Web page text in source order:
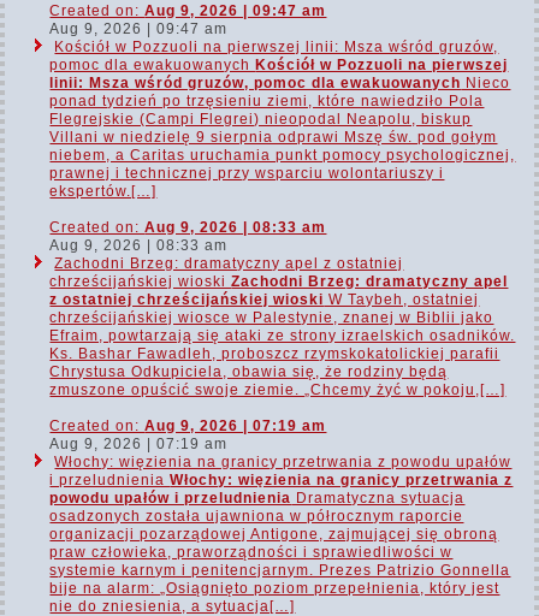
Created on:Aug 9, 2026 | 09:47 am
Aug 9, 2026 | 09:47 am
Kościół w Pozzuoli na pierwszej linii: Msza wśród gruzów,
pomoc dla ewakuowanych Kościół w Pozzuoli na pierwszej
linii: Msza wśród gruzów, pomoc dla ewakuowanych Nieco
ponad tydzień po trzęsieniu ziemi, które nawiedziło Pola
Flegrejskie (Campi Flegrei) nieopodal Neapolu, biskup
Villani w niedzielę 9 sierpnia odprawi Mszę św. pod gołym
niebem, a Caritas uruchamia punkt pomocy psychologicznej,
prawnej i technicznej przy wsparciu wolontariuszy i
ekspertów.[…]
Created on:Aug 9, 2026 | 08:33 am
Aug 9, 2026 | 08:33 am
Zachodni Brzeg: dramatyczny apel z ostatniej
chrześcijańskiej wioskiZachodni Brzeg: dramatyczny apel
z ostatniej chrześcijańskiej wioski W Taybeh, ostatniej
chrześcijańskiej wiosce w Palestynie, znanej w Biblii jako
Efraim, powtarzają się ataki ze strony izraelskich osadników.
Ks. Bashar Fawadleh, proboszcz rzymskokatolickiej parafii
Chrystusa Odkupiciela, obawia się, że rodziny będą
zmuszone opuścić swoje ziemie. „Chcemy żyć w pokoju,[…]
Created on:Aug 9, 2026 | 07:19 am
Aug 9, 2026 | 07:19 am
Włochy: więzienia na granicy przetrwania z powodu upałów
i przeludnieniaWłochy: więzienia na granicy przetrwania z
powodu upałów i przeludnienia Dramatyczna sytuacja
osadzonych została ujawniona w półrocznym raporcie
organizacji pozarządowej Antigone, zajmującej się obroną
praw człowieka, praworządności i sprawiedliwości w
systemie karnym i penitencjarnym. Prezes Patrizio Gonnella
bije na alarm: „Osiągnięto poziom przepełnienia, który jest
nie do zniesienia, a sytuacja[…]